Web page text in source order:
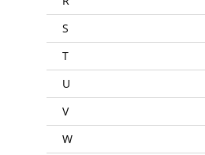
S
T
U
V
W